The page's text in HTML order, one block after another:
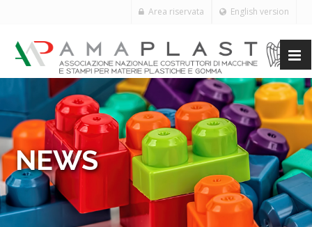
English version
Area riservata
NEWS